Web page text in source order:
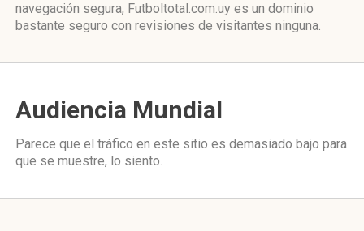
navegación segura, Futboltotal.com.uy es un dominio
bastante seguro con revisiones de visitantes ninguna.
Audiencia Mundial
Parece que el tráfico en este sitio es demasiado bajo para
que se muestre, lo siento.